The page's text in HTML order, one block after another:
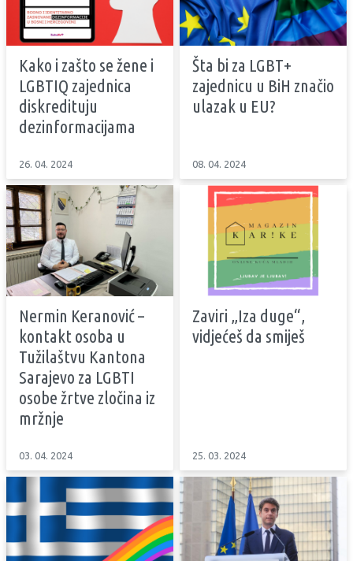
Kako i zašto se žene i
LGBTIQ zajednica
diskredituju
dezinformacijama
26. 04. 2024
Šta bi za LGBT+
zajednicu u BiH značio
ulazak u EU?
08. 04. 2024
Nermin Keranović –
kontakt osoba u
Tužilaštvu Kantona
Sarajevo za LGBTI
osobe žrtve zločina iz
mržnje
03. 04. 2024
Zaviri „Iza duge“,
vidjećeš da smiješ
25. 03. 2024